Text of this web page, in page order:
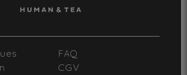
FAQ
CGV